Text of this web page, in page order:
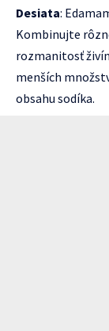
Desiata:
Kombinujte
rozmanitosť
menších
obsahu sodíka.